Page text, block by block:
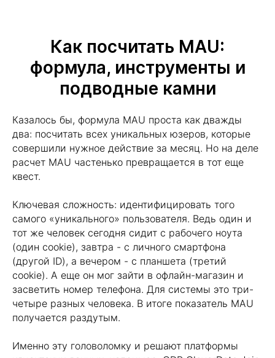
Как посчитать MAU:
формула, инструменты и
подводные камни
Казалось бы, формула MAU проста как дважды
два: посчитать всех уникальных юзеров, которые
совершили нужное действие за месяц. Но на деле
расчет MAU частенько превращается в тот еще
квест.
Ключевая сложность: идентифицировать того
самого «уникального» пользователя. Ведь один и
тот же человек сегодня сидит с рабочего ноута
(один cookie), завтра - с личного смартфона
(другой ID), а вечером - с планшета (третий
cookie). А еще он мог зайти в офлайн-магазин и
засветить номер телефона. Для системы это три-
четыре разных человека. В итоге показатель MAU
получается раздутым.
Именно эту головоломку и решают платформы